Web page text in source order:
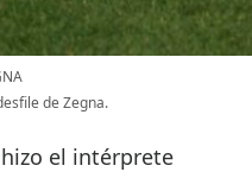
de Zegna.
el intérprete